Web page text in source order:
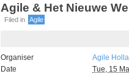
Agile & Het Nieuwe
Filed in Agile
Organiser
Agile
Date
Tue, 15